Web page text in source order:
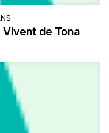
de Tona